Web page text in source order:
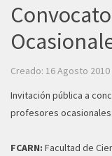
Creado: 16 Agosto 2010
Invitación pública a
profesores ocasionales:
FCARN: Facultad de